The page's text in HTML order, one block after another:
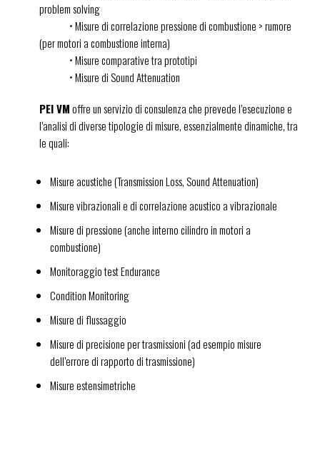
problem solving
• Misure di correlazione pressione di combustione > rumore
(per motori a combustione interna)
• Misure comparative tra prototipi
• Misure di Sound Attenuation
PEI VMoffre un servizio di consulenza che prevede l’esecuzione e
l’analisi di diverse tipologie di misure, essenzialmente dinamiche, tra
le quali:
Misure acustiche (Transmission Loss, Sound Attenuation)
Misure vibrazionali e di correlazione acustico a vibrazionale
Misure di pressione (anche interno cilindro in motori a
combustione)
Monitoraggio test Endurance
Condition Monitoring
Misure di flussaggio
Misure di precisione per trasmissioni (ad esempio misure
dell’errore di rapporto di trasmissione)
Misure estensimetriche